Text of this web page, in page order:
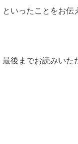
といったことをお伝
最後までお読みいた